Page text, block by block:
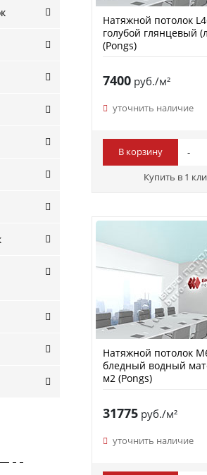
Натяжной потолок
голубой глянцевый
(Pongs)
7400руб./м²
уточнить наличие
В корзину
Купить в 1
Натяжной потолок
бледный водный
м2 (Pongs)
31775руб./м²
уточнить наличие